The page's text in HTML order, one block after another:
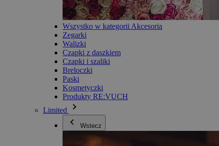
Wszystko w kategorii Akcesoria
Zegarki
Walizki
Czapki z daszkiem
Czapki i szaliki
Breloczki
Paski
Kosmetyczki
Produkty RE:VUCH
Limited
Wstecz